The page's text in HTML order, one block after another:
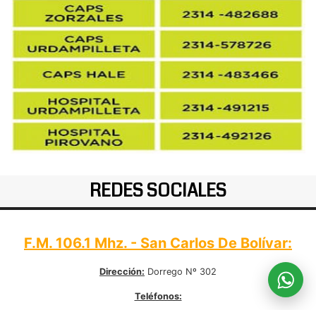
REDES SOCIALES
F.M. 106.1 Mhz. - San Carlos De Bolívar:
Dirección: Dorrego Nº 302
Teléfonos: